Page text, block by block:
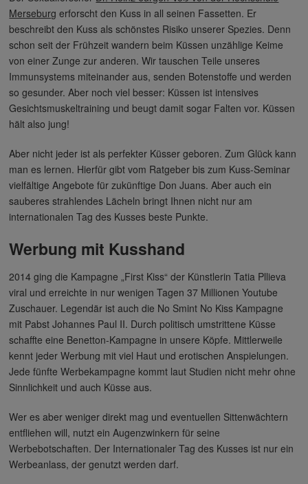
Merseburg erforscht den Kuss in all seinen Fassetten. Er
beschreibt den Kuss als schönstes Risiko unserer Spezies. Denn
schon seit der Frühzeit wandern beim Küssen unzählige Keime
von einer Zunge zur anderen. Wir tauschen Teile unseres
Immunsystems miteinander aus, senden Botenstoffe und werden
so gesunder. Aber noch viel besser: Küssen ist intensives
Gesichtsmuskeltraining und beugt damit sogar Falten vor. Küssen
hält also jung!
Aber nicht jeder ist als perfekter Küsser geboren. Zum Glück kann
man es lernen. Hierfür gibt vom Ratgeber bis zum Kuss-Seminar
vielfältige Angebote für zukünftige Don Juans. Aber auch ein
sauberes strahlendes Lächeln bringt Ihnen nicht nur am
internationalen Tag des Kusses beste Punkte.
Werbung mit Kusshand
2014 ging die Kampagne „First Kiss“ der Künstlerin Tatia Pllieva
viral und erreichte in nur wenigen Tagen 37 Millionen Youtube
Zuschauer. Legendär ist auch die No Smint No Kiss Kampagne
mit Pabst Johannes Paul II. Durch politisch umstrittene Küsse
schaffte eine Benetton-Kampagne in unsere Köpfe. Mittlerweile
kennt jeder Werbung mit viel Haut und erotischen Anspielungen.
Jede fünfte Werbekampagne kommt laut Studien nicht mehr ohne
Sinnlichkeit und auch Küsse aus.
Wer es aber weniger direkt mag und eventuellen Sittenwächtern
entfliehen will, nutzt ein Augenzwinkern für seine
Werbebotschaften. Der Internationaler Tag des Kusses ist nur ein
Werbeanlass, der genutzt werden darf.